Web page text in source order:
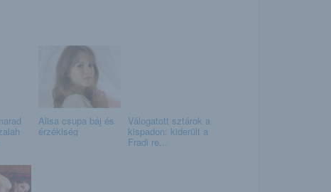
Alisa csupa báj és
érzékiség
Válogatott sztárok a
kispadon: kiderült a
Fradi re...